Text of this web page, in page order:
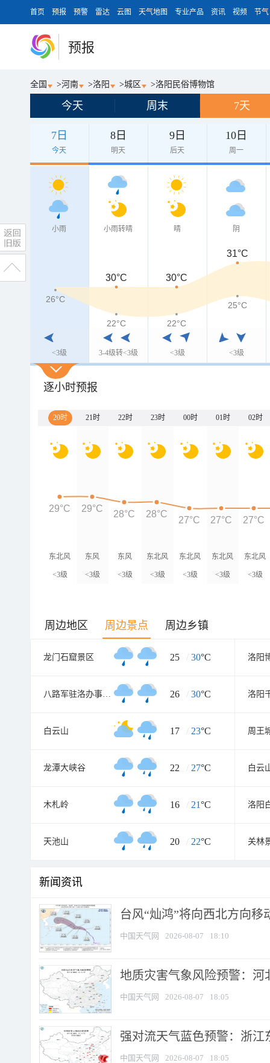
首页 预报 预警 雷达 云图 天气地图 专业产品 资讯 视频 节气
预报
全国 >河南 >洛阳 >城区 >洛阳民俗博物馆
今天 周末 7天
7日
今天
8日
明天
9日
后天
10日
周一
小雨
<3级
小雨转晴
3-4级转<3级
晴
<3级
阴
<3级
30°C 30°C
31°C
26°C
22°C 22°C
25°C
逐小时预报
20时 21时 22时 23时 00时 01时 02时
东北风
<3级
东风
<3级
东风
<3级
东北风
<3级
东北风
<3级
东北风
<3级
东北风
<3级
29°C 29°C
28°C 28°C
27°C 27°C 27°C
周边地区 周边景点 周边乡镇
龙门石窟景区 25 / 30°C 洛阳
八路军驻洛办事处纪念馆 26 / 30°C 洛阳
白云山 17 / 23°C
龙潭大峡谷 22 / 27°C 白云
木札岭 16 / 21°C 洛阳
天池山 20 / 22°C 关林
新闻资讯
台风“灿鸿”将向西北方向移
中国天气网 2026-08-07 18:10
地质灾害气象风险预警：河
中国天气网 2026-08-07 18:05
强对流天气蓝色预警：浙江
中国天气网 2026-08-07 18:05